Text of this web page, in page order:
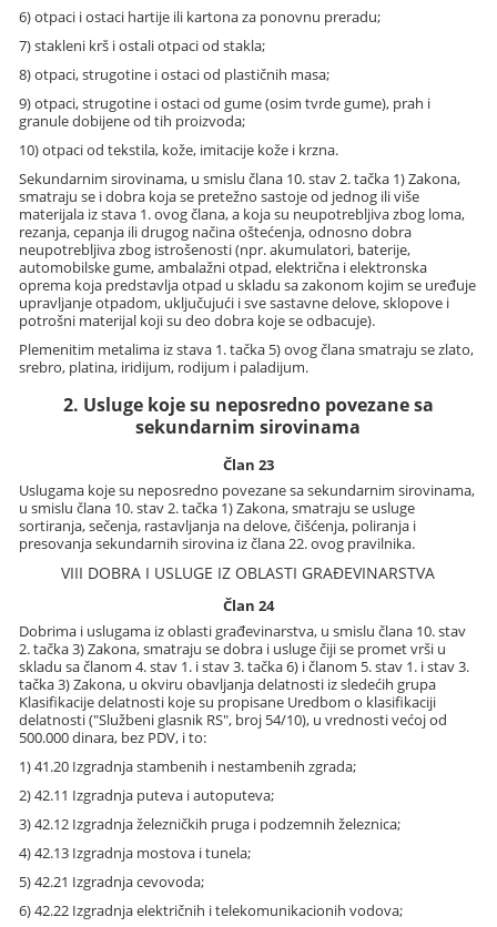
6) otpaci i ostaci hartije ili kartona za ponovnu preradu;
7) stakleni krš i ostali otpaci od stakla;
8) otpaci, strugotine i ostaci od plastičnih masa;
9) otpaci, strugotine i ostaci od gume (osim tvrde gume), prah i
granule dobijene od tih proizvoda;
10) otpaci od tekstila, kože, imitacije kože i krzna.
Sekundarnim sirovinama, u smislu člana 10. stav 2. tačka 1) Zakona,
smatraju se i dobra koja se pretežno sastoje od jednog ili više
materijala iz stava 1. ovog člana, a koja su neupotrebljiva zbog loma,
rezanja, cepanja ili drugog načina oštećenja, odnosno dobra
neupotrebljiva zbog istrošenosti (npr. akumulatori, baterije,
automobilske gume, ambalažni otpad, električna i elektronska
oprema koja predstavlja otpad u skladu sa zakonom kojim se uređuje
upravljanje otpadom, uključujući i sve sastavne delove, sklopove i
potrošni materijal koji su deo dobra koje se odbacuje).
Plemenitim metalima iz stava 1. tačka 5) ovog člana smatraju se zlato,
srebro, platina, iridijum, rodijum i paladijum.
2. Usluge koje su neposredno povezane sa
sekundarnim sirovinama
Član 23
Uslugama koje su neposredno povezane sa sekundarnim sirovinama,
u smislu člana 10. stav 2. tačka 1) Zakona, smatraju se usluge
sortiranja, sečenja, rastavljanja na delove, čišćenja, poliranja i
presovanja sekundarnih sirovina iz člana 22. ovog pravilnika.
VIII DOBRA I USLUGE IZ OBLASTI GRAĐEVINARSTVA
Član 24
Dobrima i uslugama iz oblasti građevinarstva, u smislu člana 10. stav
2. tačka 3) Zakona, smatraju se dobra i usluge čiji se promet vrši u
skladu sa članom 4. stav 1. i stav 3. tačka 6) i članom 5. stav 1. i stav 3.
tačka 3) Zakona, u okviru obavljanja delatnosti iz sledećih grupa
Klasifikacije delatnosti koje su propisane Uredbom o klasifikaciji
delatnosti ("Službeni glasnik RS", broj 54/10), u vrednosti većoj od
500.000 dinara, bez PDV, i to:
1) 41.20 Izgradnja stambenih i nestambenih zgrada;
2) 42.11 Izgradnja puteva i autoputeva;
3) 42.12 Izgradnja železničkih pruga i podzemnih železnica;
4) 42.13 Izgradnja mostova i tunela;
5) 42.21 Izgradnja cevovoda;
6) 42.22 Izgradnja električnih i telekomunikacionih vodova;